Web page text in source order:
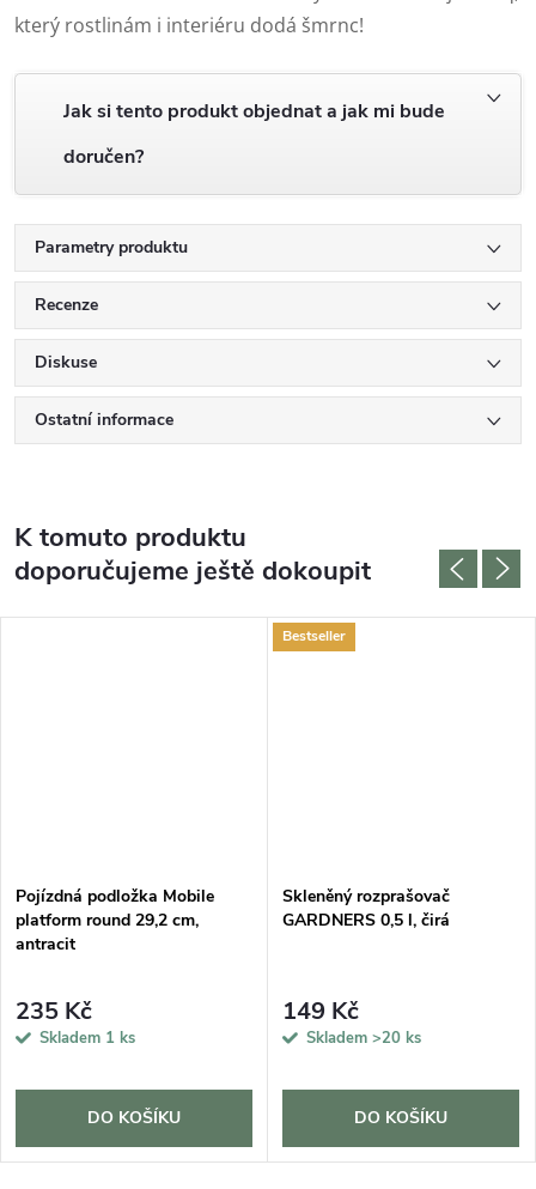
který rostlinám i interiéru dodá šmrnc!
Jak si tento produkt objednat a jak mi bude
doručen?
Parametry produktu
Recenze
Diskuse
Ostatní informace
K tomuto produktu
doporučujeme ještě dokoupit
Pojízdná podložka Mobile
platform round 29,2 cm,
antracit
235 Kč
Skladem 1 ks
DO KOŠÍKU
Bestseller
Skleněný rozprašovač
GARDNERS 0,5 l, čirá
149 Kč
Skladem >20 ks
DO KOŠÍKU